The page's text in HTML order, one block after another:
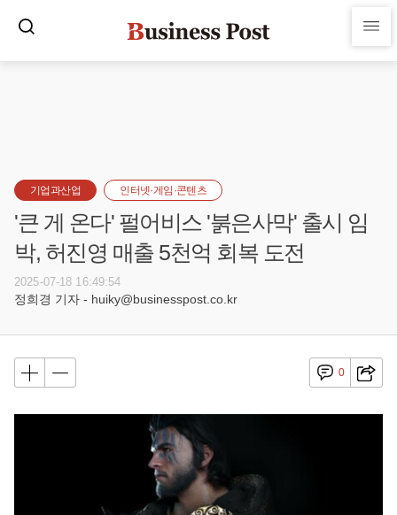
기업과산업 인터넷·게임·콘텐츠
'큰 게 온다' 펄어비스 '붉은사막' 출시 임
박, 허진영 매출 5천억 회복 도전
2025-07-18 16:49:54
정희경 기자 - huiky@businesspost.co.kr
0